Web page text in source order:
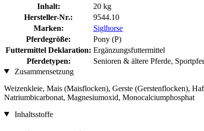
Inhalt:
20 kg
Hersteller-Nr.:
9544.10
Marken:
Siglhorse
Pferdegröße:
Pony (P)
Futtermittel Deklaration: Ergänzungsfuttermittel
Pferdetypen:
Senioren & ältere Pferde,
Zusammensetzung
Weizenkleie, Mais (Maisflocken), Gerste (Gerstenflocken),
Natriumbicarbonat, Magnesiumoxid, Monocalciumphosphat
Inhaltsstoffe